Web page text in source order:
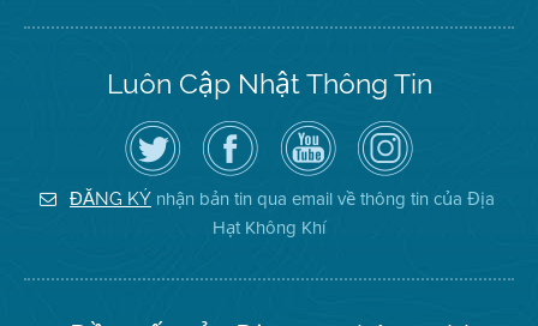
Luôn Cập Nhật Thông Tin
Hãy
theo
dõi
Địa
Hạt
Không
Truy
cập
Trang
Facebook
của
Địa
Hạt
Kênh
YouTube
của
Địa
Hạt
Không
Khí
Air
District
on
Instagram
ĐĂNG KÝ nhận bản tin qua email về thông tin của Địa
Hạt Không Khí